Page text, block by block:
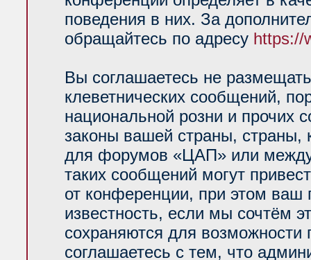
поведения в них. За
обращайтесь по адресу https://
Вы соглашаетесь не
клеветнических сообщений,
национальной розни и прочих
законы вашей страны, страны,
для форумов «ЦАП» или
таких сообщений могут
от конференции, при этом ваш
известность, если мы сочтём
сохраняются для возможности
соглашаетесь с тем, что